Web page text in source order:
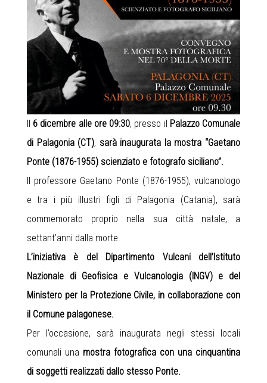
Il 6 dicembre alle ore 09:30, presso il Palazzo Comunale
di Palagonia (CT), sarà inaugurata la mostra “Gaetano
Ponte (1876-1955) scienziato e fotografo siciliano”.
Il professore Gaetano Ponte (1876-1955), vulcanologo
e tra i più illustri figli di Palagonia (Catania), sarà
commemorato proprio nella sua città natale, a
settant’anni dalla morte.
L’iniziativa è del Dipartimento Vulcani dell’Istituto
Nazionale di Geofisica e Vulcanologia (INGV) e del
Ministero per la Protezione Civile, in collaborazione con
il Comune palagonese.
Per l’occasione, sarà inaugurata negli stessi locali
comunali una mostra fotografica con una cinquantina
di soggetti realizzati dallo stesso Ponte.